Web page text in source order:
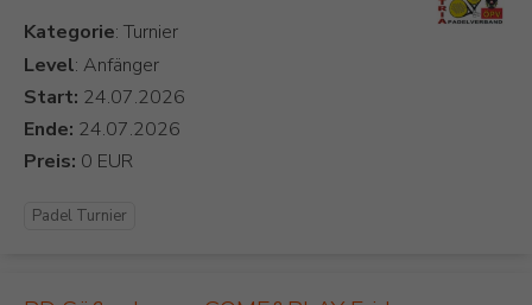
Kategorie
Level: Anfänger
Start:
Ende:
Preis:
Padel Turnier